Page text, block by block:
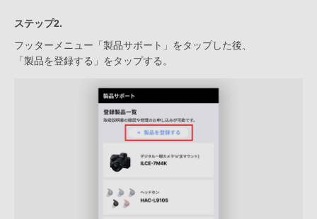
ステップ2.
フッターメニュー「製品サポート」をタップした後、
「製品を登録する」をタップする。